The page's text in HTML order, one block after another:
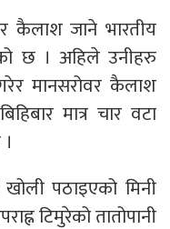
कैलाश जाने भारतीय
छ । अहिले उनीहरु
गरेर मानसरोवर कैलाश
मात्र चार वटा
पठाइएको मिनी
टिमुरेको तातोपानी